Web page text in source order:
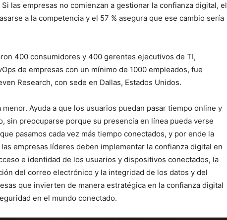
las empresas no comienzan a gestionar la confianza digital, el
a la competencia y el 57 % asegura que ese cambio sería
400 consumidores y 400 gerentes ejecutivos de TI,
de empresas con un mínimo de 1000 empleados, fue
Research, con sede en Dallas, Estados Unidos.
Ayuda a que los usuarios puedan pasar tiempo online y
sin preocuparse porque su presencia en línea pueda verse
pasamos cada vez más tiempo conectados, y por ende la
empresas líderes deben implementar la confianza digital en
e identidad de los usuarios y dispositivos conectados, la
del correo electrónico y la integridad de los datos y del
que invierten de manera estratégica en la confianza digital
en el mundo conectado.